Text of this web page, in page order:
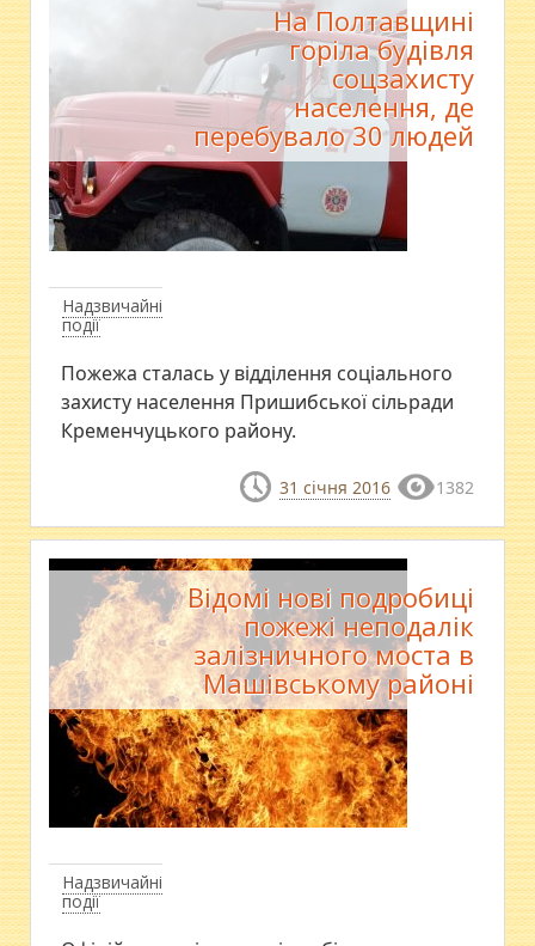
Надзвичайні
події
На Полтавщині
горіла будівля
соцзахисту
населення, де
перебувало 30 людей
Пожежа сталась у відділення соціального
захисту населення Пришибської сільради
Кременчуцького району.
31 січня 2016 1382
Надзвичайні
події
Відомі нові подробиці
пожежі неподалік
залізничного моста в
Машівському районі